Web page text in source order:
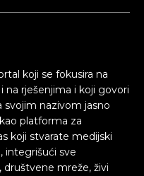
što ste
što ste
koji se fokusira na
na rješenjima i koji govori
svojim nazivom jasno
platforma za
koji stvarate medijski
integrišući sve
društvene mreže, živi